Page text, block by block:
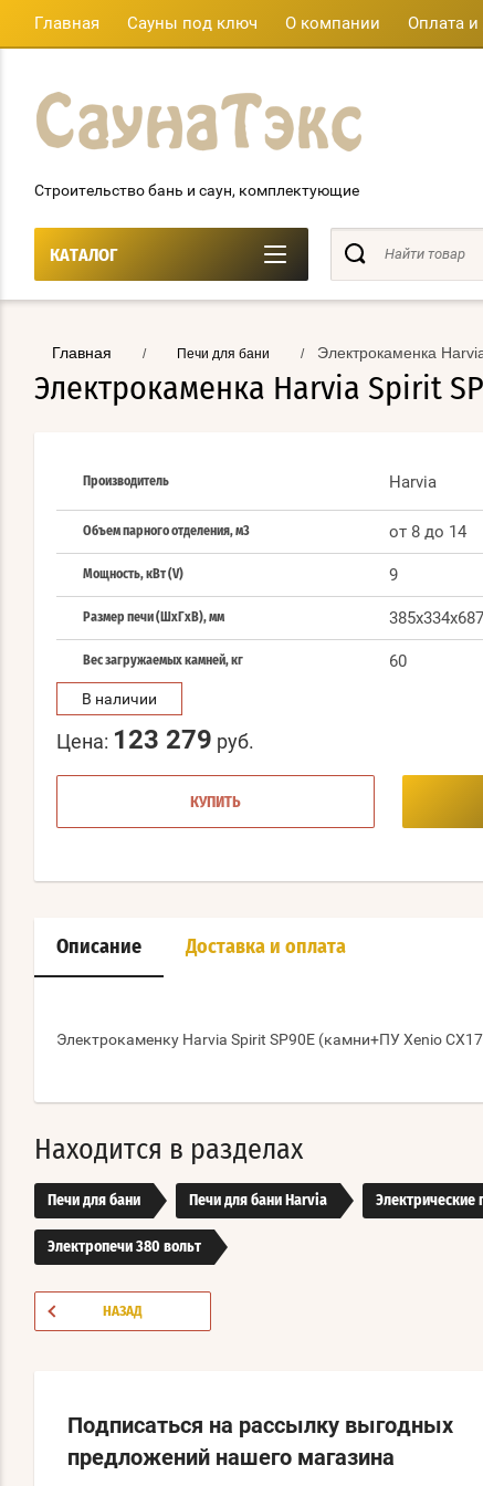
Главная Сауны под ключ О компании Оплата и
Строительство бань и саун, комплектующие
КАТАЛОГ
Главная / Печи для бани / Электрокаменка
Электрокаменка Harvia Spirit
Производитель Harvia
Объем парного отделения, м3 от 8 до 14
Мощность, кВт (V) 9
Размер печи (ШхГхВ), мм 385x334x687
Вес загружаемых камней, кг 60
В наличии
Цена: 123 279 руб.
КУПИТЬ
Описание Доставка и оплата
Электрокаменку Harvia Spirit SP90E (камни+ПУ Xenio
Находится в разделах
Печи для бани Печи для бани Harvia Электрические
Электропечи 380 вольт
НАЗАД
Подписаться на рассылку выгодных
предложений нашего магазина